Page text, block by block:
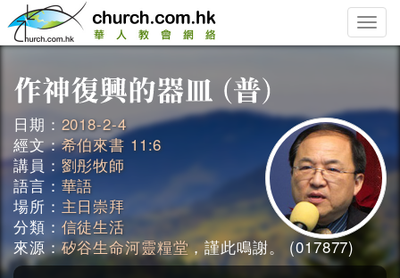
Toggle
日期： 2018-2-4
經文：希伯來書 11:6
講員： 劉彤牧師
語言： 華語
場所： 主日崇拜
分類： 信徒生活
來源：矽谷生命河靈糧堂，謹此鳴謝。 (017877)